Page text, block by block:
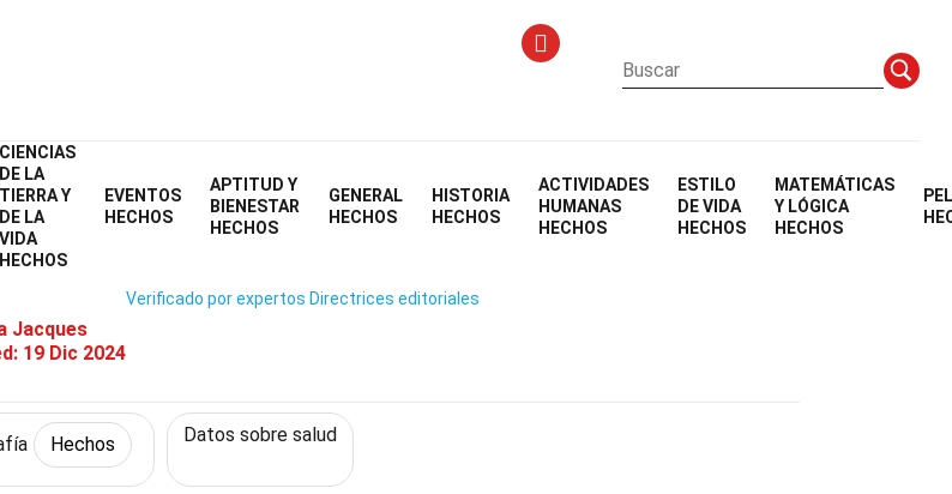
CIENCIAS
DE LA
TIERRA Y
DE LA
VIDA
HECHOS
EVENTOS
HECHOS
APTITUD Y
BIENESTAR
HECHOS
GENERAL
HECHOS
HISTORIA
HECHOS
ACTIVIDADES
HUMANAS
HECHOS
ESTILO
DE VIDA
HECHOS
MATEMÁTICAS
Y LÓGICA
HECHOS
Ciencia
Sobre Geografía Médica
Jacques
19 Dic 2024
Verificado por expertos Directrices editoriales
Hechos Datos sobre salud